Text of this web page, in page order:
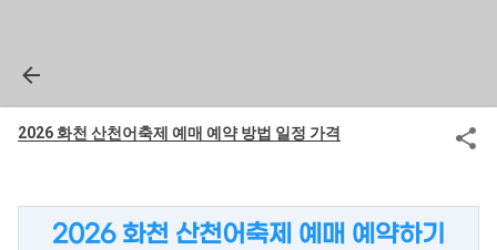
2026 화천 산천어축제 예매 예약 방법 일정 가격
2026 화천 산천어축제 예매 예약하기